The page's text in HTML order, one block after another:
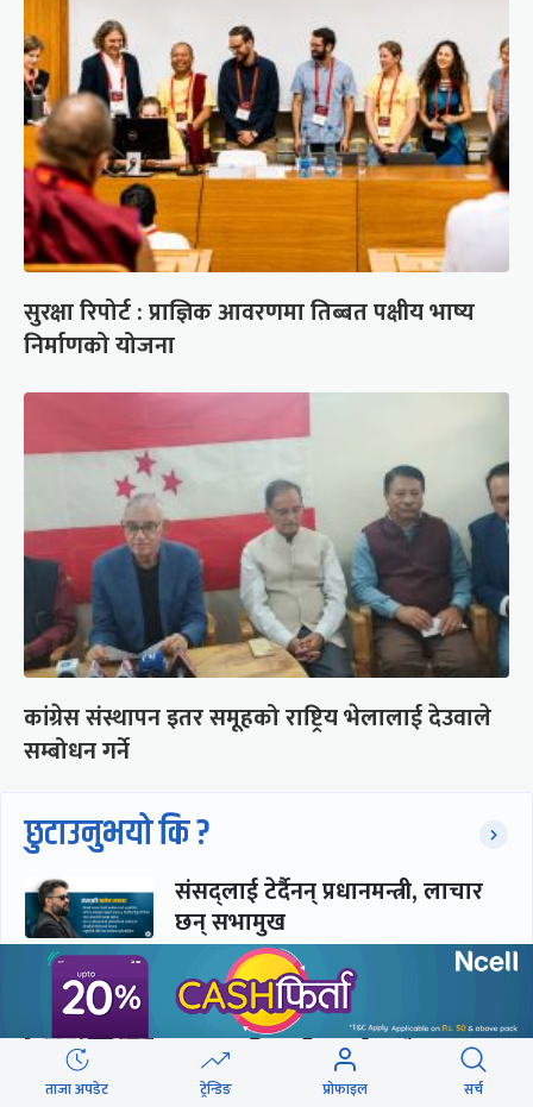
सुरक्षा रिपोर्ट : प्राज्ञिक आवरणमा तिब्बत पक्षीय भाष्य
निर्माणको योजना
कांग्रेस संस्थापन इतर समूहको राष्ट्रिय भेलालाई देउवाले
सम्बोधन गर्ने
छुटाउनुभयो कि ?
संसद्लाई टेर्दैनन् प्रधानमन्त्री, लाचार
छन् सभामुख
‘अस्थायी प्रकृतिको अध्यादेशले ऐनको
व्यवस्था विस्थापित गर्न सक्दैन’
ताजा अपडेट ट्रेन्डिङ प्रोफाइल सर्च